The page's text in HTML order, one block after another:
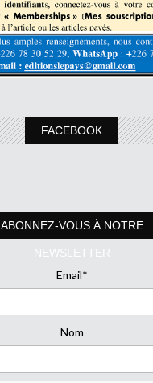
FACEBOOK
ABONNEZ-VOUS À NOTRE
NEWSLETTER
Email*
Nom